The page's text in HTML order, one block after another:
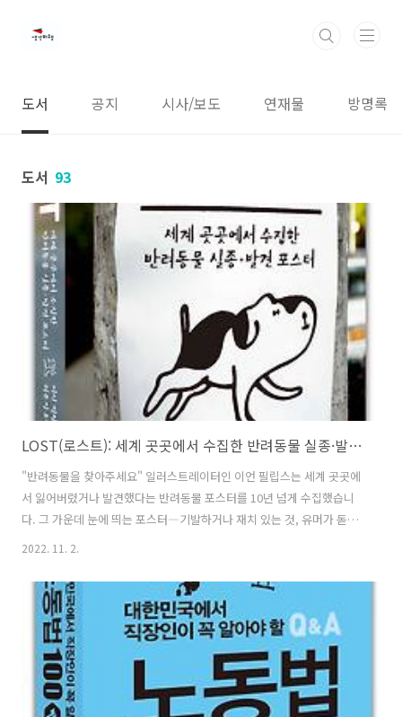
도서 공지 시사/보도 연재물 방명록
도서 93
LOST(로스트): 세계 곳곳에서 수집한 반려동물 실종·발견 포스터
"반려동물을 찾아주세요" 일러스트레이터인 이언 필립스는 세계 곳곳에
서 잃어버렸거나 발견했다는 반려동물 포스터를 10년 넘게 수집했습니
다. 그 가운데 눈에 띄는 포스터―기발하거나 재치 있는 것, 유머가 돋보
이는 것, 슬픔이나 애절함이 묻어나는 것, 보상금을 내건 것, 순전히 괴상
는 사랑, 상실, 우정을 보여주는 애절한 사연이 담겨 있습니다. 온 정성을
쏟은 포스터는 전봇대를 스쳐 지나가는 낯선 관람객을 불러 모으는 소탈
한 예술 작품입니다. 이 책은 반려동물을 찾는 포스터 앞에서 발길을 멈
추고 그 내용을 들여다본 적이 있는 모든 이에게 바치는 가슴 따뜻한 헌
정서이기도 합니다. 추천의 글 “반려동물을 잃어버려 미칠 것만 같은 주
인들이 전하는 메..
2022. 11. 2.